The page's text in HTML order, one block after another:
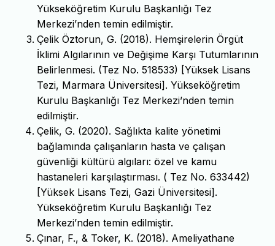
Yükseköğretim Kurulu Başkanlığı Tez
Merkezi’nden temin edilmiştir.
Çelik Öztorun, G. (2018). Hemşirelerin Örgüt
İklimi Algılarının ve Değişime Karşı Tutumlarının
Belirlenmesi. (Tez No. 518533) [Yüksek Lisans
Tezi, Marmara Üniversitesi]. Yükseköğretim
Kurulu Başkanlığı Tez Merkezi’nden temin
edilmiştir.
Çelik, G. (2020). Sağlıkta kalite yönetimi
bağlamında çalışanların hasta ve çalışan
güvenliği kültürü algıları: özel ve kamu
hastaneleri karşılaştırması. ( Tez No. 633442)
[Yüksek Lisans Tezi, Gazi Üniversitesi].
Yükseköğretim Kurulu Başkanlığı Tez
Merkezi’nden temin edilmiştir.
Çınar, F., & Toker, K. (2018). Ameliyathane